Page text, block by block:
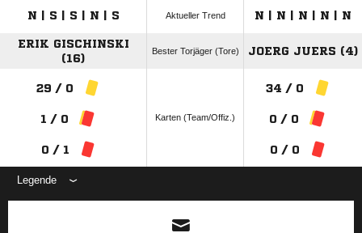
N | S | S | N | S Aktueller Trend N | N | N | N | N
ERIK GISCHINSKI
(16)
Bester Torjäger (Tore) JOERG JUERS (4)
29 / 0
1 / 0
0 / 1
Karten (Team/Offiz.)
34 / 0
0 / 0
0 / 0
Legende
ANZEIGE